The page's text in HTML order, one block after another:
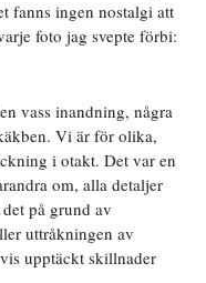
fanns ingen nostalgi att
foto jag svepte förbi:
vass inandning, några
Vi är för olika,
i otakt. Det var en
om, alla detaljer
på grund av
uttråkningen av
upptäckt skillnader